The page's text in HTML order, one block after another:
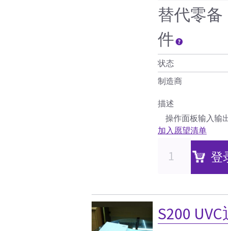
替代零备
件
状态
制造商
描述
操作面板输入输
加入愿望清单
登
S200